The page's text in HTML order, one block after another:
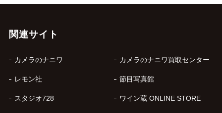
関連サイト
カメラのナニワ カメラのナニワ買取センター
レモン社 節目写真館
スタジオ728 ワイン蔵 ONLINE STORE